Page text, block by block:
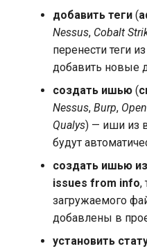
добавить теги (
Nessus, Cobalt
перенести теги
добавить новые
создать ишью (
Nessus, Burp,
Qualys) — иши из
будут
создать ишью
issues from info,
загружаемого
добавлены в
установить